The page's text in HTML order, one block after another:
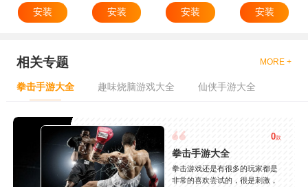
安装
安装
安装
安装
相关专题 MORE +
拳击手游大全 趣味烧脑游戏大全 仙侠手游大全
0款
拳击手游大全
拳击游戏还是有很多的玩家都是
非常的喜欢尝试的，很是刺激，